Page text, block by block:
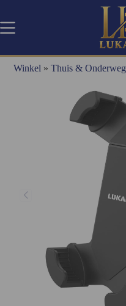
Winkel »Thuis & Onderweg